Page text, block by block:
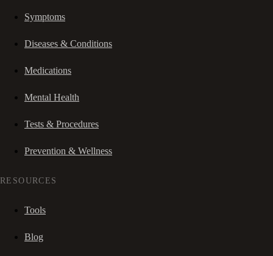
Symptoms
Diseases & Conditions
Medications
Mental Health
Tests & Procedures
Prevention & Wellness
RESOURCES
Tools
Blog